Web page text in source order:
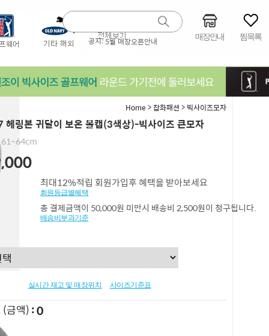
공지:5월 매장오픈안내 매장안내 찜목록
Home>잡화패션 > 빅사이즈모자
링본 귀달이 보온 볼캡(3색상)-빅사이즈 큰모자
61~64cm
최대12%적립 회원가입후 혜택을 받아보세요
회원등급별혜택
총 결제금액이 50,000원 미만시 배송비 2,500원이 청구됩니다.
배송비부과기준
실시간 재고 및 매장위치 사이즈기준표
(금액) 0